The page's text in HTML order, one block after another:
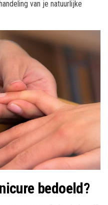
van je natuurlijke
bedoeld?